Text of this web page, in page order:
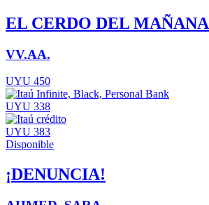
EL CERDO DEL MAÑANA
VV.AA.
UYU 450
UYU 338
UYU 383
Disponible
¡DENUNCIA!